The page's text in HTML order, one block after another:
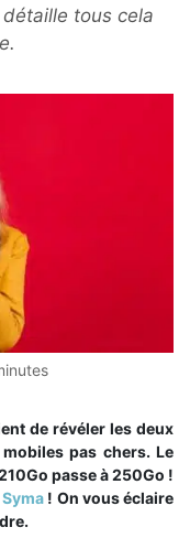
tous cela
de révéler les deux
pas chers. Le
passe à 250Go !
Syma ! On vous éclaire